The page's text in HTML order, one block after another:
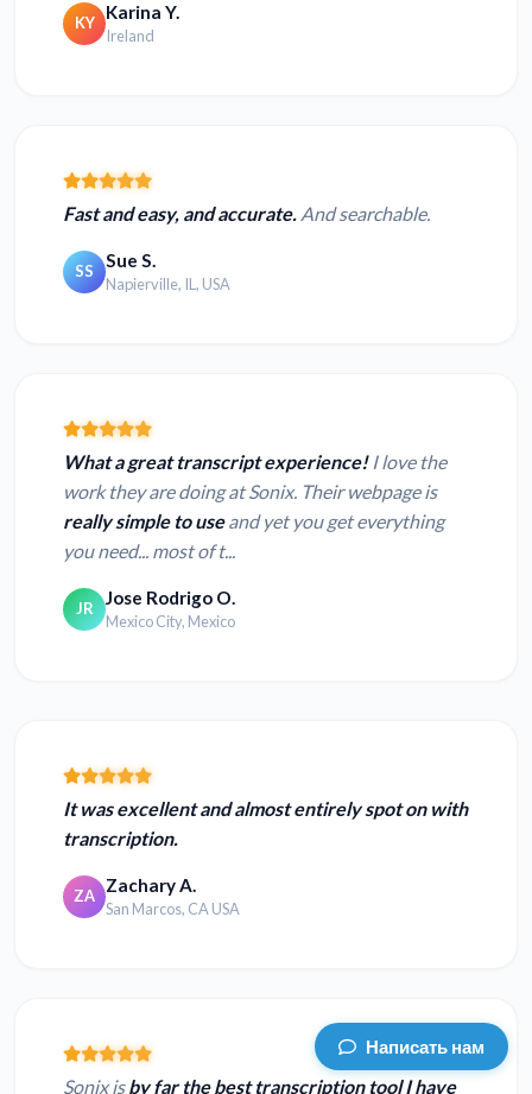
KY Karina Y.
Ireland
Fast and easy, and accurate. And searchable.
SS Sue S.
Napierville, IL, USA
What a great transcript experience!I love the
work they are doing at Sonix. Their webpage is
really simple to useand yet you get everything
you need... most of t...
JR Jose Rodrigo O.
Mexico City, Mexico
It was excellent and almost entirely spot on with
transcription.
ZA Zachary A.
San Marcos, CA USA
Sonix isby far the best transcription tool I have
Написать нам